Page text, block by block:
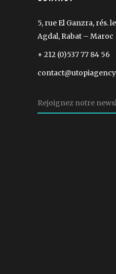
5, rue El Ganzra, rés.
Agdal, Rabat – Maroc
+ 212 (0)537 77 84 56